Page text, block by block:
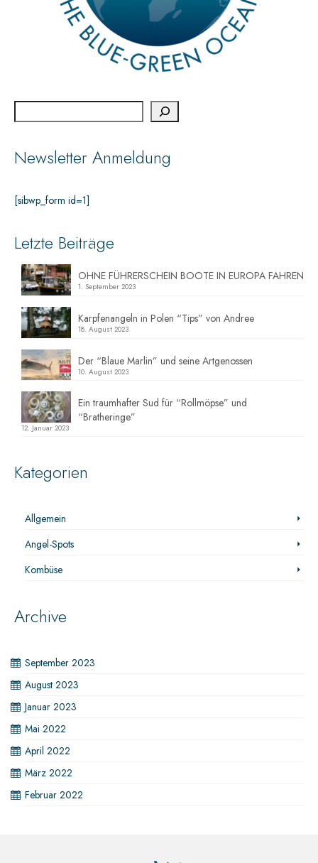
Newsletter Anmeldung
[sibwp_form id=1]
Letzte Beiträge
OHNE FÜHRERSCHEIN BOOTE IN EUROPA FAHREN
1. September 2023
Karpfenangeln in Polen “Tips” von Andree
18. August 2023
Der “Blaue Marlin” und seine Artgenossen
10. August 2023
Ein traumhafter Sud für “Rollmöpse” und
“Bratheringe”
12. Januar 2023
Kategorien
Allgemein
Angel-Spots
Kombüse
Archive
September 2023
August 2023
Januar 2023
Mai 2022
April 2022
März 2022
Februar 2022